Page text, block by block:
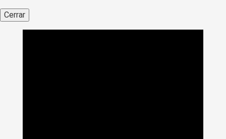
Cerrar